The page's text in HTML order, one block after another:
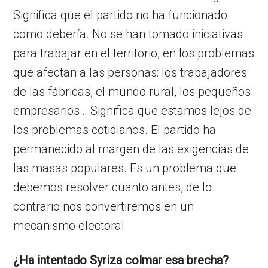
Significa que el partido no ha funcionado
como debería. No se han tomado iniciativas
para trabajar en el territorio, en los problemas
que afectan a las personas: los trabajadores
de las fábricas, el mundo rural, los pequeños
empresarios… Significa que estamos lejos de
los problemas cotidianos. El partido ha
permanecido al margen de las exigencias de
las masas populares. Es un problema que
debemos resolver cuanto antes, de lo
contrario nos convertiremos en un
mecanismo electoral.
¿Ha intentado Syriza colmar esa brecha?